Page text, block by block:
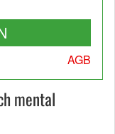
AGB
mental